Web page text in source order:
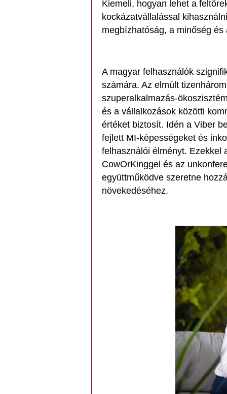
Kiemeli, hogyan lehet a
kockázatvállalással
megbízhatóság, a minőség
A magyar felhasználók
számára. Az elmúlt
szuperalkalmazás-
és a vállalkozások közötti
értéket biztosít. Idén a Viber
fejlett MI-képességeket és
felhasználói élményt. Ezekkel
CowOrKinggel és az
együttműködve szeretne
növekedéséhez.